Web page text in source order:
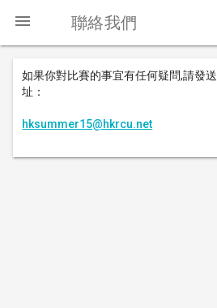
menu 聯絡我們
如果你對比賽的事宜有任何疑問,請發
址：
hksummer15@hkrcu.net